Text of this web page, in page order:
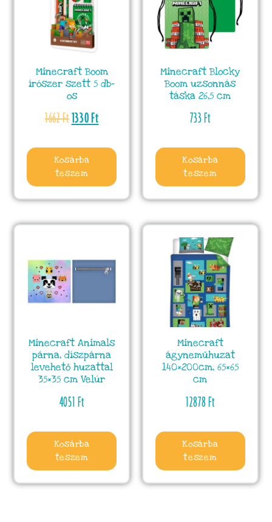
Minecraft Boom
írószer szett 5 db-
os
1662Ft1330Ft
Kosárba
teszem
Minecraft Blocky
Boom uzsonnás
táska 26,5 cm
733Ft
Kosárba
teszem
Minecraft Animals
párna, díszpárna
levehető huzattal
35×35 cm Velúr
4051Ft
Kosárba
teszem
Minecraft
ágyneműhuzat
140×200cm, 65×65
cm
12878Ft
Kosárba
teszem